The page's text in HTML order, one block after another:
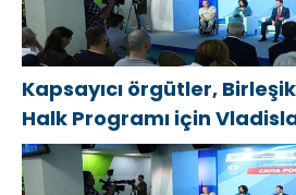
фестиваль
eğitim
etkinlikleri
düzenledi
Kapsayıcı örgütler,
Halk Programı için
teklifler sundu